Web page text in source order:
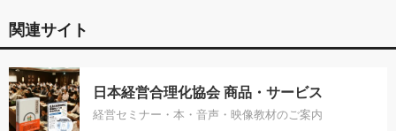
関連サイト
日本経営合理化協会 商品・サービス
経営セミナー・本・音声・映像教材のご案内